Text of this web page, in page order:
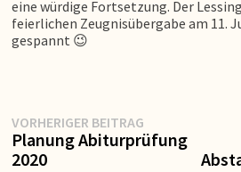
eine würdige Fortsetzung. Der
feierlichen Zeugnisübergabe am 11.
gespannt 😉
Beitragsnavigation
VORHERIGER BEITRAG
Beitrag:
Planung Abiturprüfung
2020